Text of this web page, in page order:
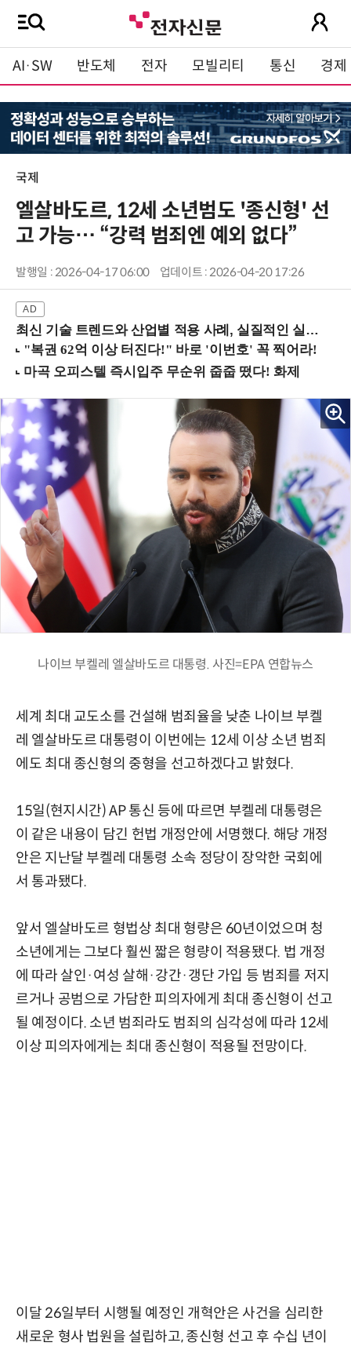
AI·SW 반도체 전자 모빌리티 통신 경제
국제
엘살바도르, 12세 소년범도 '종신형' 선
고 가능… “강력 범죄엔 예외 없다”
발행일 : 2026-04-17 06:00 업데이트 : 2026-04-20 17:26
최신 기술 트렌드와 산업별 적용 사례, 실질적인 실행 전략을 공유 (9/18 양재역)
나이브 부켈레 엘살바도르 대통령. 사진=EPA 연합뉴스
세계 최대 교도소를 건설해 범죄율을 낮춘 나이브 부켈
레 엘살바도르 대통령이 이번에는 12세 이상 소년 범죄
에도 최대 종신형의 중형을 선고하겠다고 밝혔다.
15일(현지시간) AP 통신 등에 따르면 부켈레 대통령은
이 같은 내용이 담긴 헌법 개정안에 서명했다. 해당 개정
안은 지난달 부켈레 대통령 소속 정당이 장악한 국회에
서 통과됐다.
앞서 엘살바도르 형법상 최대 형량은 60년이었으며 청
소년에게는 그보다 훨씬 짧은 형량이 적용됐다. 법 개정
에 따라 살인·여성 살해·강간·갱단 가입 등 범죄를 저지
르거나 공범으로 가담한 피의자에게 최대 종신형이 선고
될 예정이다. 소년 범죄라도 범죄의 심각성에 따라 12세
이상 피의자에게는 최대 종신형이 적용될 전망이다.
이달 26일부터 시행될 예정인 개혁안은 사건을 심리한
새로운 형사 법원을 설립하고, 종신형 선고 후 수십 년이